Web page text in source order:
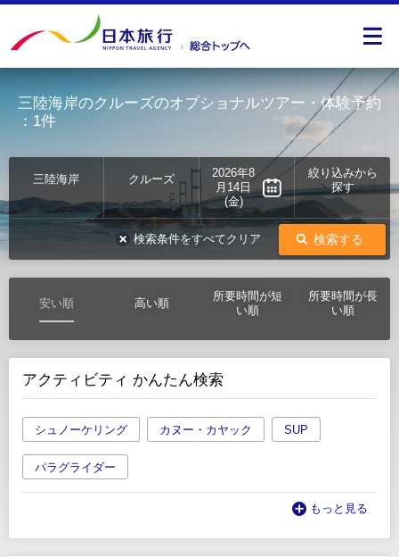
三陸海岸のクルーズのオプショナルツアー・体験予約
：1件
三陸海岸 クルーズ
2026年8
月14日
(金)
絞り込みから
探す
検索する
検索条件をすべてクリア
安い順 高い順
所要時間が短
い順
所要時間が長
い順
アクティビティ かんたん検索
シュノーケリング カヌー・カヤック SUP
パラグライダー
もっと見る